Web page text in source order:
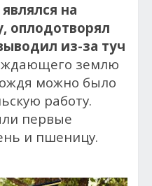
на
оплодотворял
из-за туч
землю
можно было
работу.
первые
и пшеницу.